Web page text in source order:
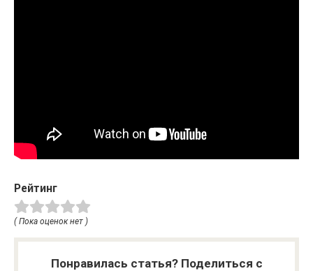
Рейтинг
( Пока оценок нет )
Понравилась статья? Поделиться с